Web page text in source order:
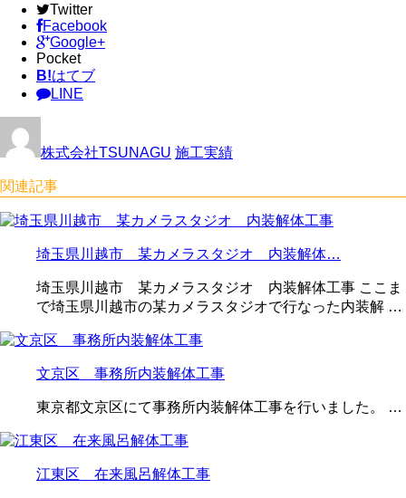
Twitter
Facebook
Google+
Pocket
B!はてブ
LINE
株式会社TSUNAGU 施工実績
関連記事
埼玉県川越市 某カメラスタジオ 内装解体…
埼玉県川越市 某カメラスタジオ 内装解体工事 ここま
で埼玉県川越市の某カメラスタジオで行なった内装解 …
文京区 事務所内装解体工事
東京都文京区にて事務所内装解体工事を行いました。 …
江東区 在来風呂解体工事